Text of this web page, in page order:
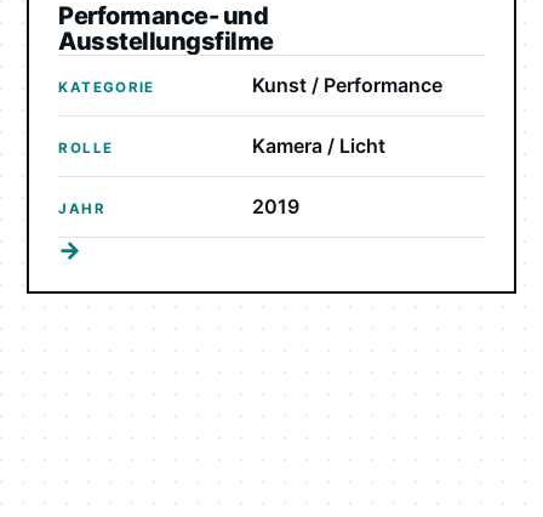
Performance- und
Ausstellungsfilme
KATEGORIE Kunst / Performance
ROLLE Kamera / Licht
JAHR 2019
→